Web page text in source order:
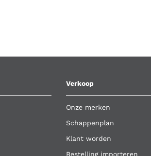
Verkoop
Onze merken
Schappenplan
Klant worden
Bestelling importeren